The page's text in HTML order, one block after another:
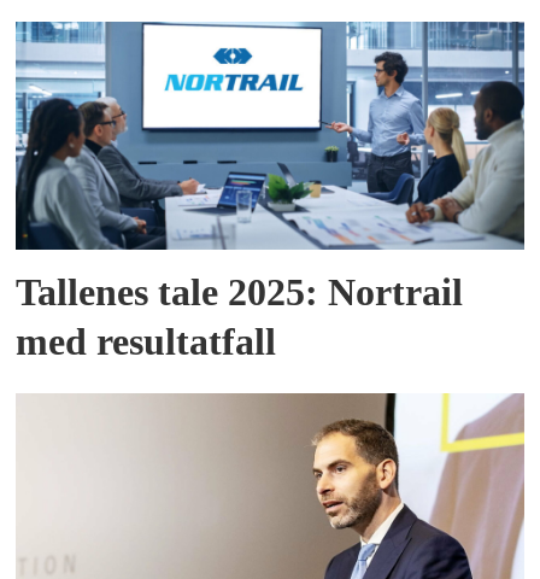
Tallenes tale 2025: Nortrail
med resultatfall